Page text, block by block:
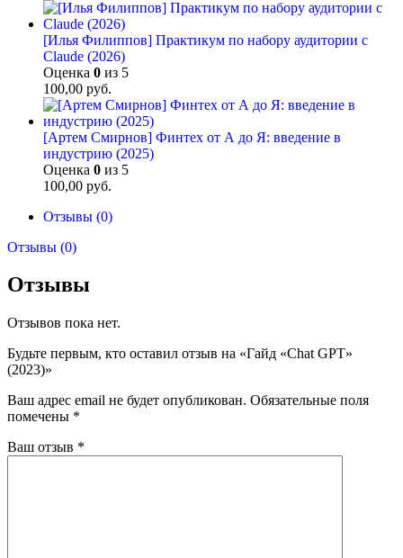
[Илья Филиппов] Практикум по набору аудитории с
Claude (2026)
Оценка 0 из 5
100,00 руб.
[Артем Смирнов] Финтех от А до Я: введение в
индустрию (2025)
Оценка 0 из 5
100,00 руб.
Отзывы (0)
Отзывы (0)
Отзывы
Отзывов пока нет.
Будьте первым, кто оставил отзыв на «Гайд «Chat GPT»
(2023)»
Ваш адрес email не будет опубликован. Обязательные поля
помечены *
Ваш отзыв *